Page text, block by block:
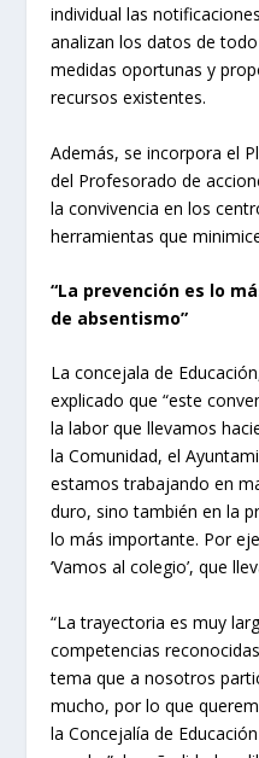
individual las
analizan los datos de
medidas oportunas y
recursos existentes.
Además, se incorpora el
del Profesorado de
la convivencia en los
herramientas que
“La prevención es lo
de absentismo”
La concejala de
explicado que “este
la labor que llevamos
la Comunidad, el
estamos trabajando en
duro, sino también en la
lo más importante. Por
‘Vamos al colegio’, que
“La trayectoria es muy
competencias
tema que a nosotros
mucho, por lo que
la Concejalía de